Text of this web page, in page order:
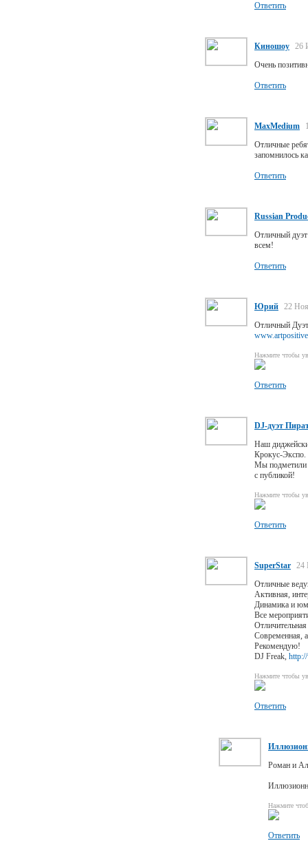
Ответить
Киношоу 26
Очень
Ответить
MaxMedium
Отличные
запомнилось
Ответить
Russian
Отличный
всем!
Ответить
Юрий 22
Отличный
Нажмите чтобы
Ответить
DJ-дуэт
Наш
Крокус-Экспо.
Мы подметили
с публикой!
Нажмите чтобы
Ответить
SuperStar 24
Отличные
Активная,
Динамика и
Все
Современная,
Рекомендую!
DJ Freak,
Нажмите чтобы
Ответить
Роман и
Нажмите
Ответить